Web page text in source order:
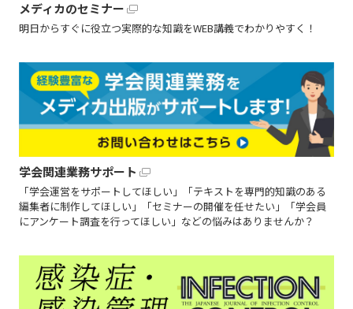
メディカのセミナー
明日からすぐに役立つ実際的な知識をWEB講義でわかりやすく！
学会関連業務サポート
「学会運営をサポートしてほしい」「テキストを専門的知識のある
編集者に制作してほしい」「セミナーの開催を任せたい」「学会員
にアンケート調査を行ってほしい」などの悩みはありませんか？